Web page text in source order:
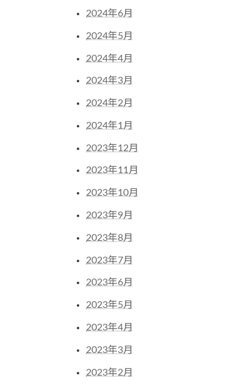
2024年6月
2024年5月
2024年4月
2024年3月
2024年2月
2024年1月
2023年12月
2023年11月
2023年10月
2023年9月
2023年8月
2023年7月
2023年6月
2023年5月
2023年4月
2023年3月
2023年2月